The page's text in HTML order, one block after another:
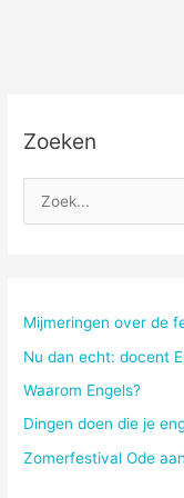
Zoeken
o
r
:
Mijmeringen over de
Nu dan echt: docent
Waarom Engels?
Dingen doen die je
Zomerfestival Ode